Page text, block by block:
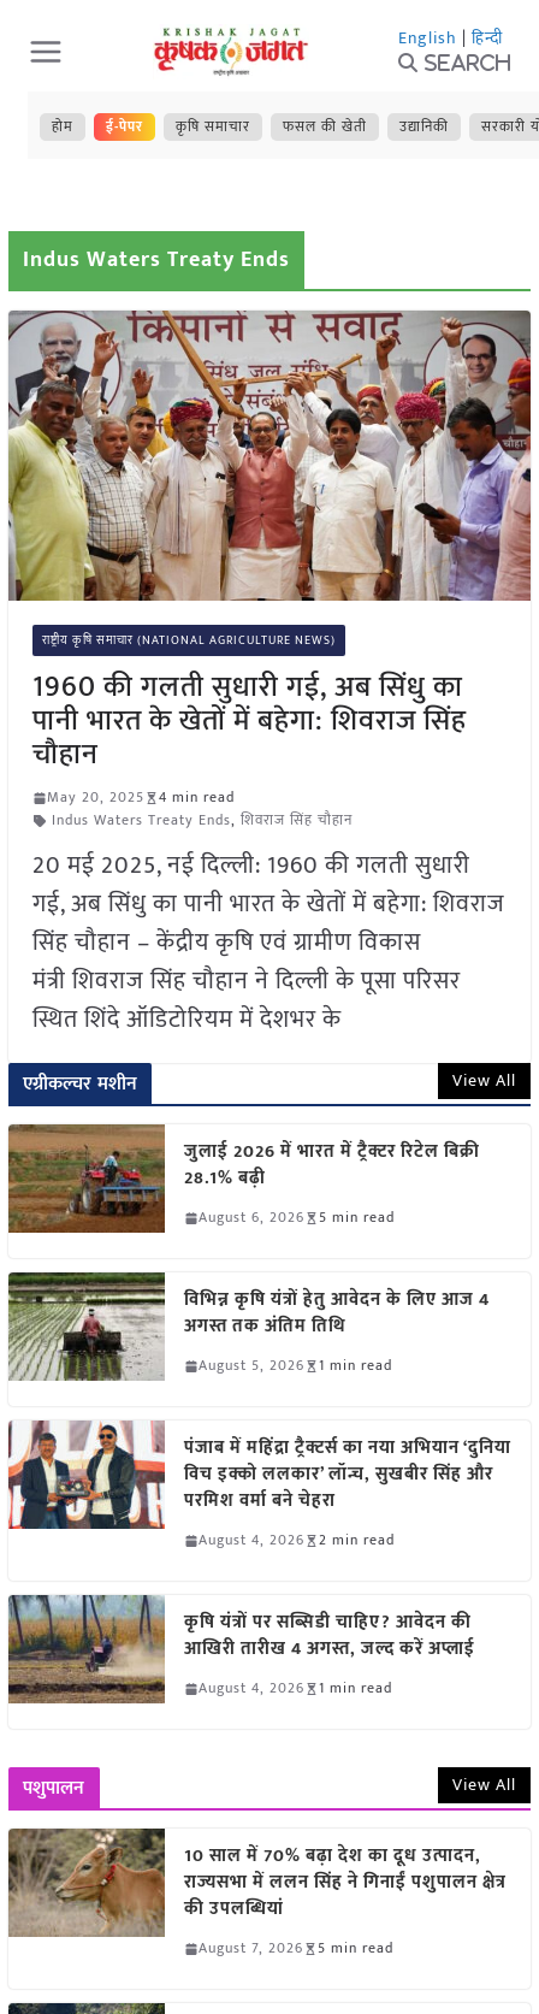
Skip
to
content
English | हिन्दी
Search
होम ई-पेपर कृषि समाचार फसल की खेती उद्यानिकी सरकारी
Indus Waters Treaty Ends
राष्ट्रीय कृषि समाचार (NATIONAL AGRICULTURE NEWS)
1960 की गलती सुधारी गई, अब सिंधु का
पानी भारत के खेतों में बहेगा: शिवराज सिंह
चौहान
May 20, 2025
4 min read
Indus Waters Treaty Ends, शिवराज सिंह चौहान
20 मई 2025, नई दिल्ली: 1960 की गलती सुधारी
गई, अब सिंधु का पानी भारत के खेतों में बहेगा: शिवराज
सिंह चौहान – केंद्रीय कृषि एवं ग्रामीण विकास
मंत्री शिवराज सिंह चौहान ने दिल्ली के पूसा परिसर
स्थित शिंदे ऑडिटोरियम में देशभर के
एग्रीकल्चर मशीन View All
जुलाई 2026 में भारत में ट्रैक्टर रिटेल बिक्री
28.1% बढ़ी
August 6, 2026 5 min read
विभिन्न कृषि यंत्रों हेतु आवेदन के लिए आज 4
अगस्त तक अंतिम तिथि
August 5, 2026 1 min read
पंजाब में महिंद्रा ट्रैक्टर्स का नया अभियान ‘दुनिया
विच इक्को ललकार’ लॉन्च, सुखबीर सिंह और
परमिश वर्मा बने चेहरा
August 4, 2026 2 min read
कृषि यंत्रों पर सब्सिडी चाहिए? आवेदन की
आखिरी तारीख 4 अगस्त, जल्द करें अप्लाई
August 4, 2026 1 min read
पशुपालन View All
10 साल में 70% बढ़ा देश का दूध उत्पादन,
राज्यसभा में ललन सिंह ने गिनाईं पशुपालन क्षेत्र
की उपलब्धियां
August 7, 2026 5 min read